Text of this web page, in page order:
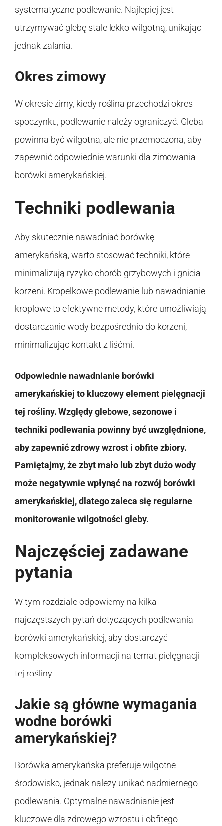
systematyczne podlewanie. Najlepiej jest
utrzymywać glebę stale lekko wilgotną, unikając
jednak zalania.
Okres zimowy
W okresie zimy, kiedy roślina przechodzi okres
spoczynku, podlewanie należy ograniczyć. Gleba
powinna być wilgotna, ale nie przemoczona, aby
zapewnić odpowiednie warunki dla zimowania
borówki amerykańskiej.
Techniki podlewania
Aby skutecznie nawadniać borówkę
amerykańską, warto stosować techniki, które
minimalizują ryzyko chorób grzybowych i gnicia
korzeni. Kropelkowe podlewanie lub nawadnianie
kroplowe to efektywne metody, które umożliwiają
dostarczanie wody bezpośrednio do korzeni,
minimalizując kontakt z liśćmi.
Odpowiednie nawadnianie borówki
amerykańskiej to kluczowy element pielęgnacji
tej rośliny. Względy glebowe, sezonowe i
techniki podlewania powinny być uwzględnione,
aby zapewnić zdrowy wzrost i obfite zbiory.
Pamiętajmy, że zbyt mało lub zbyt dużo wody
może negatywnie wpłynąć na rozwój borówki
amerykańskiej, dlatego zaleca się regularne
monitorowanie wilgotności gleby.
Najczęściej zadawane
pytania
W tym rozdziale odpowiemy na kilka
najczęstszych pytań dotyczących podlewania
borówki amerykańskiej, aby dostarczyć
kompleksowych informacji na temat pielęgnacji
tej rośliny.
Jakie są główne wymagania
wodne borówki
amerykańskiej?
Borówka amerykańska preferuje wilgotne
środowisko, jednak należy unikać nadmiernego
podlewania. Optymalne nawadnianie jest
kluczowe dla zdrowego wzrostu i obfitego